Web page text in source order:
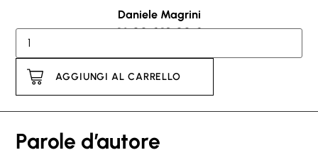
Daniele Magrini
16,00€12,00€
AGGIUNGI AL CARRELLO
Parole d’autore